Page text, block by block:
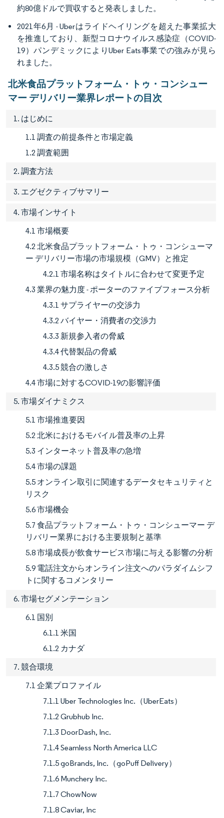
約80億ドルで買収すると発表しました。
2021年6月 - Uberはライドヘイリングを超えた事業拡大
を推進しており、新型コロナウイルス感染症（COVID-
19）パンデミックによりUber Eats事業での強みが見ら
れました。
北米食品プラットフォーム・トゥ・コンシュー
マー デリバリー業界レポートの目次
1. はじめに
1.1 調査の前提条件と市場定義
1.2 調査範囲
2. 調査方法
3. エグゼクティブサマリー
4. 市場インサイト
4.1 市場概要
4.2 北米食品プラットフォーム・トゥ・コンシューマ
ー デリバリー市場の市場規模（GMV）と推定
4.2.1 市場名称はタイトルに合わせて変更予定
4.3 業界の魅力度 - ポーターのファイブフォース分析
4.3.1 サプライヤーの交渉力
4.3.2 バイヤー・消費者の交渉力
4.3.3 新規参入者の脅威
4.3.4 代替製品の脅威
4.3.5 競合の激しさ
4.4 市場に対するCOVID-19の影響評価
5. 市場ダイナミクス
5.1 市場推進要因
5.2 北米におけるモバイル普及率の上昇
5.3 インターネット普及率の急増
5.4 市場の課題
5.5 オンライン取引に関連するデータセキュリティと
リスク
5.6 市場機会
5.7 食品プラットフォーム・トゥ・コンシューマー デ
リバリー業界における主要規制と基準
5.8 市場成長が飲食サービス市場に与える影響の分析
5.9 電話注文からオンライン注文へのパラダイムシフ
トに関するコメンタリー
6. 市場セグメンテーション
6.1 国別
6.1.1 米国
6.1.2 カナダ
7. 競合環境
7.1 企業プロファイル
7.1.1 Uber Technologies Inc.（UberEats）
7.1.2 Grubhub Inc.
7.1.3 DoorDash, Inc.
7.1.4 Seamless North America LLC
7.1.5 goBrands, Inc.（goPuff Delivery）
7.1.6 Munchery Inc.
7.1.7 ChowNow
7.1.8 Caviar, Inc